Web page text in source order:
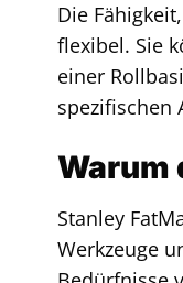
Die
flexibel. Sie
einer
spezifischen
Warum
Stanley
Werkzeuge